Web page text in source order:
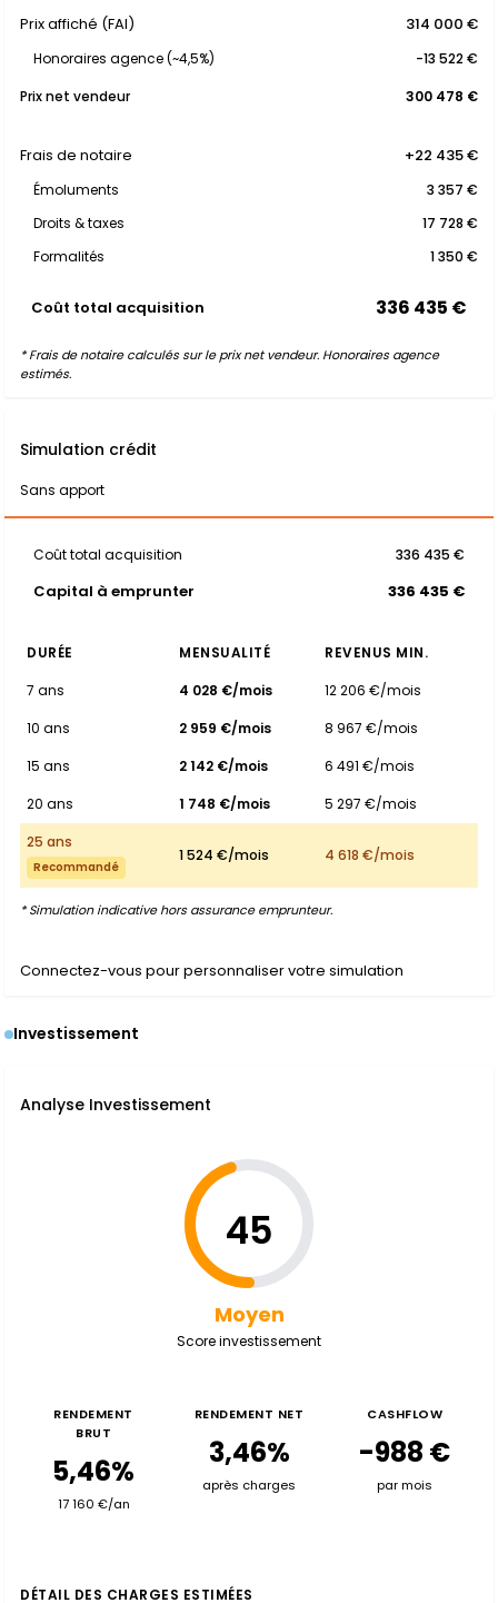
Prix affiché (FAI) 314 000 €
Honoraires agence (~4,5%)
-13 522 €
Prix net vendeur
300 478 €
Frais de notaire +22 435 €
Émoluments
3 357 €
Droits & taxes
17 728 €
Formalités
1 350 €
Coût total acquisition 336 435 €
* Frais de notaire calculés sur le prix net vendeur. Honoraires agence
estimés.
Simulation crédit
Sans apport
Coût total acquisition 336 435 €
Capital à emprunter 336 435 €
DURÉE MENSUALITÉ
REVENUS MIN.
7 ans
4 028 €/mois
12 206 €/mois
10 ans
2 959 €/mois
8 967 €/mois
15 ans
2 142 €/mois
6 491 €/mois
20 ans
1 748 €/mois
5 297 €/mois
25 ans
Recommandé
1 524 €/mois 4 618 €/mois
* Simulation indicative hors assurance emprunteur.
Connectez-vous pour personnaliser votre simulation
Investissement
Analyse Investissement
45
Moyen
Score investissement
RENDEMENT
BRUT
5,46%
17 160 €/an
RENDEMENT NET
3,46%
après charges
CASHFLOW
-988 €
par mois
DÉTAIL DES CHARGES ESTIMÉES